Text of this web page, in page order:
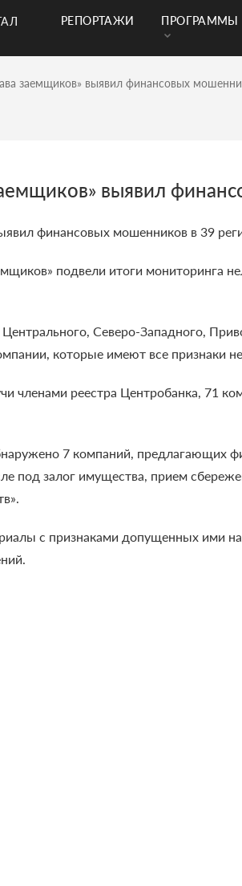
РЕПОРТАЖИ ПРОГРАММЫ
заемщиков» выявил финансовых
выявил
финансовых мошенников в 39
подвели итоги мониторинга
Северо-Западного,
которые имеют все признаки
членами реестра Центробанка, 71
7 компаний, предлагающих
под залог имущества, прием
с признаками допущенных ими